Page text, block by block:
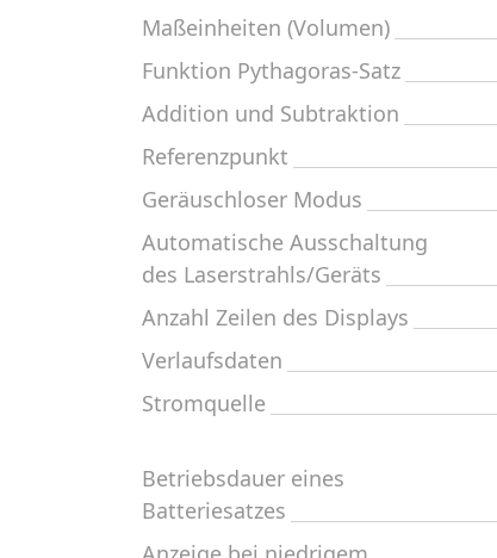
Maßeinheiten (Volumen)
Funktion Pythagoras-Satz
Addition und Subtraktion
Referenzpunkt
Geräuschloser Modus
Automatische Ausschaltung
des Laserstrahls/Geräts
Anzahl Zeilen des Displays
Verlaufsdaten
Stromquelle
Betriebsdauer eines
Batteriesatzes